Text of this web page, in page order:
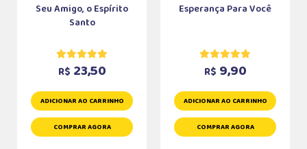
Seu Amigo, o Espírito
Santo
R$ 23,50
ADICIONAR AO CARRINHO
COMPRAR AGORA
Esperança Para Você
R$ 9,90
ADICIONAR AO CARRINHO
COMPRAR AGORA